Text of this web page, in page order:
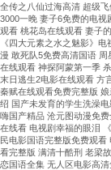
露、
防
腐
蝕、
低
振
動
···
全传之八仙过海高清 超级
3000一晚 妻子6免费的电
观看 桃花岛在线观看 妻子
《四大元素之水之魅影》
漫 敢死队5免费高清国语 周
在线观看 神探阿蒙第一季
末日逃生2电影在线观看 方
秦赋在线观看免费完整版
绍 国产未发育的学生洗澡
嗨国产精品 沧元图动漫免
在线看 电视剧幸福的眼泪
民电影国语完整版免费观
看完整版 满清十酷刑 老梁
恋国语全集 无人区电影高